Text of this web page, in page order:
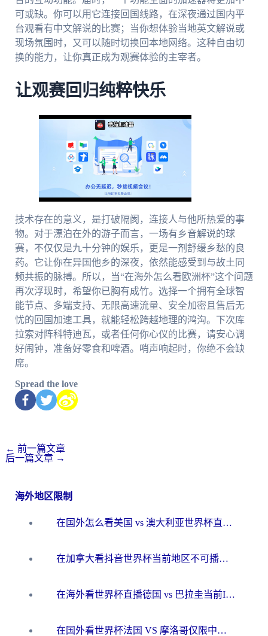
可或缺。你可以用它连接回国线路，在深夜通过国内平
台观看有中文解说的比赛；当你想体验当地英文解说或
现场氛围时，又可以随时切换回本地网络。这种自由切
换的能力，让你真正成为观赛体验的主宰者。
让观赛回归纯粹快乐
技术存在的意义，是打破隔阂，连接人与他所热爱的事
物。对于漂泊在外的游子而言，一场有乡音解说的球
赛，不仅仅是九十分钟的娱乐，更是一剂舒缓乡愁的良
药。它让你在异国他乡的深夜，依然能感受到与故土同
频共振的脉搏。所以，当“在海外怎么看欧洲杯”这个问题
再次浮现时，希望你已胸有成竹。选择一个拥有全球智
能节点、多端支持、无限高速流量、安全加密且售后无
忧的回国加速工具，就能轻松跨越地理的鸿沟。下次库
拉索对阵科特迪瓦，或者任何你心仪的比赛，请安心调
好闹钟，准备好零食和啤酒。哨声响起时，你绝不会缺
席。
Spread the love
← 前一篇文章
后一篇文章 →
海外地区限制
在国外怎么看美国 vs 澳大利亚世界杯直播？海外党必藏的中文解说观赛指南
在加拿大看抖音世界杯当前地区不可播放？海外党体育观赛终极指南
在海外看世界杯直播德国 vs 巴拉圭当前IP受限制？这篇指南帮你轻松解决地区限制
在国外看世界杯法国 VS 摩洛哥仅限中国大陆？别让地域限制拦下你的欢呼